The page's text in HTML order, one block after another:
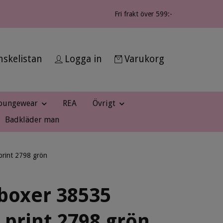
Fri frakt över 599:-
Logga in Varukorg
REA
Övrigt
Badkläder man
2798 grön
38535